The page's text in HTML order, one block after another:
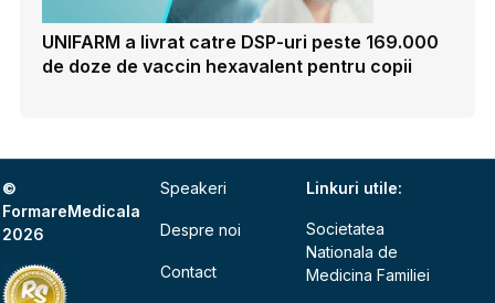
UNIFARM a livrat catre DSP-uri peste 169.000
de doze de vaccin hexavalent pentru copii
©
FormareMedicala
2026
Speakeri
Despre noi
Contact
Linkuri utile:
Societatea
Nationala de
Medicina Familiei